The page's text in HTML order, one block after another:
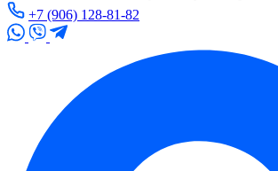
+7 (906) 128-81-82